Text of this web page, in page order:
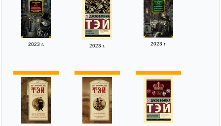
2023 г. 2023 г. 2023 г.